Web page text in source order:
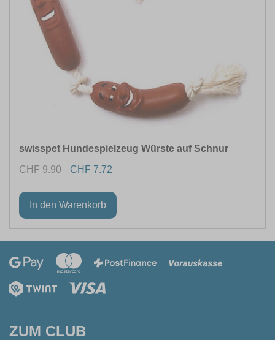
swisspet Hundespielzeug Würste auf Schnur
CHF 9.90
CHF 7.72
ZUM CLUB